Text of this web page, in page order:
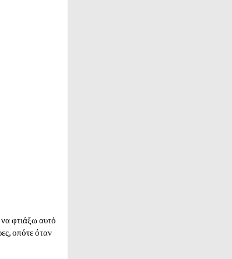
φτιάξω αυτό
οπότε όταν